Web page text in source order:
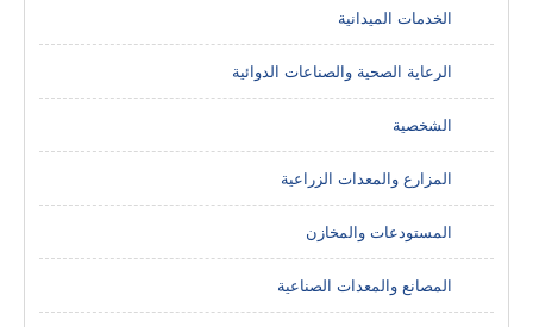
الخدمات الميدانية
الرعاية الصحية والصناعات الدوائية
الشخصية
المزارع والمعدات الزراعية
المستودعات والمخازن
المصانع والمعدات الصناعية